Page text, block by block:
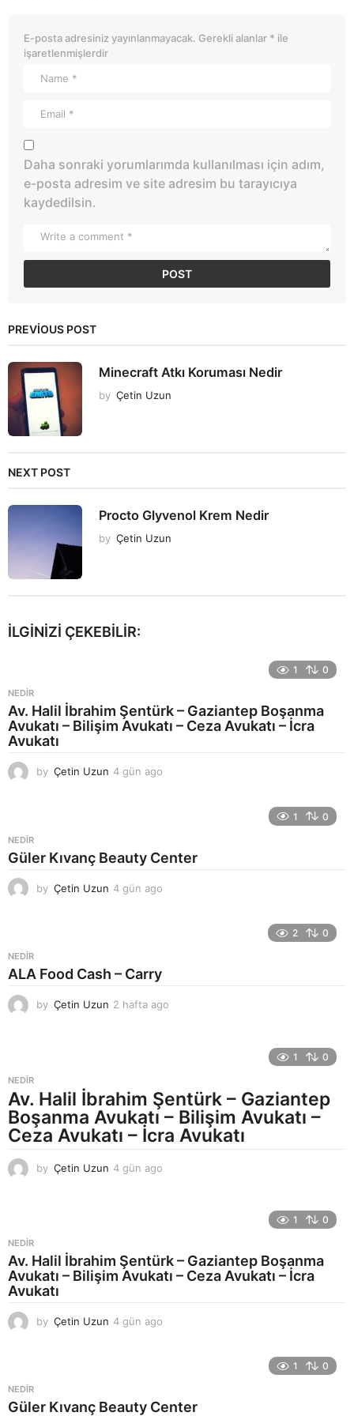
E-posta adresiniz yayınlanmayacak. Gerekli alanlar * ile
işaretlenmişlerdir
Daha sonraki yorumlarımda kullanılması için adım,
e-posta adresim ve site adresim bu tarayıcıya
kaydedilsin.
PREVIOUS POST
Minecraft Atkı Koruması Nedir
by Çetin Uzun
NEXT POST
Procto Glyvenol Krem Nedir
by Çetin Uzun
İLGINIZI ÇEKEBILIR:
1 0
NEDIR
Av. Halil İbrahim Şentürk – Gaziantep Boşanma
Avukatı – Bilişim Avukatı – Ceza Avukatı – İcra
Avukatı
by Çetin Uzun 4 gün ago
o
1 0
NEDIR
Güler Kıvanç Beauty Center
by Çetin Uzun 4 gün ago
2 0
NEDIR
ALA Food Cash – Carry
by Çetin Uzun 2 hafta ago
a
g
1 0
NEDIR
Av. Halil İbrahim Şentürk – Gaziantep
Boşanma Avukatı – Bilişim Avukatı –
Ceza Avukatı – İcra Avukatı
by Çetin Uzun 4 gün ago
o
1 0
NEDIR
Av. Halil İbrahim Şentürk – Gaziantep Boşanma
Avukatı – Bilişim Avukatı – Ceza Avukatı – İcra
Avukatı
by Çetin Uzun 4 gün ago
o
1 0
NEDIR
Güler Kıvanç Beauty Center